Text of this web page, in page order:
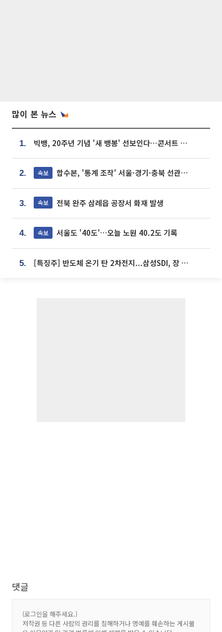
많이 본 뉴스
1. 빅뱅, 20주년 기념 '새 뱅봉' 선보인다⋯콘서트 앞두고 팝업 개최
2. 속보 합수본, '통계 조작' 서울·경기·충북 선관위 등 추가 압수수색
3. 속보 전북 완주 삼례읍 공장서 화재 발생
4. 속보 서울도 '40도'…오늘 노원 40.2도 기록
5. [특징주] 반도체 온기 탄 2차전지...삼성SDI, 장 초반 7% 넘게 껑충
댓글